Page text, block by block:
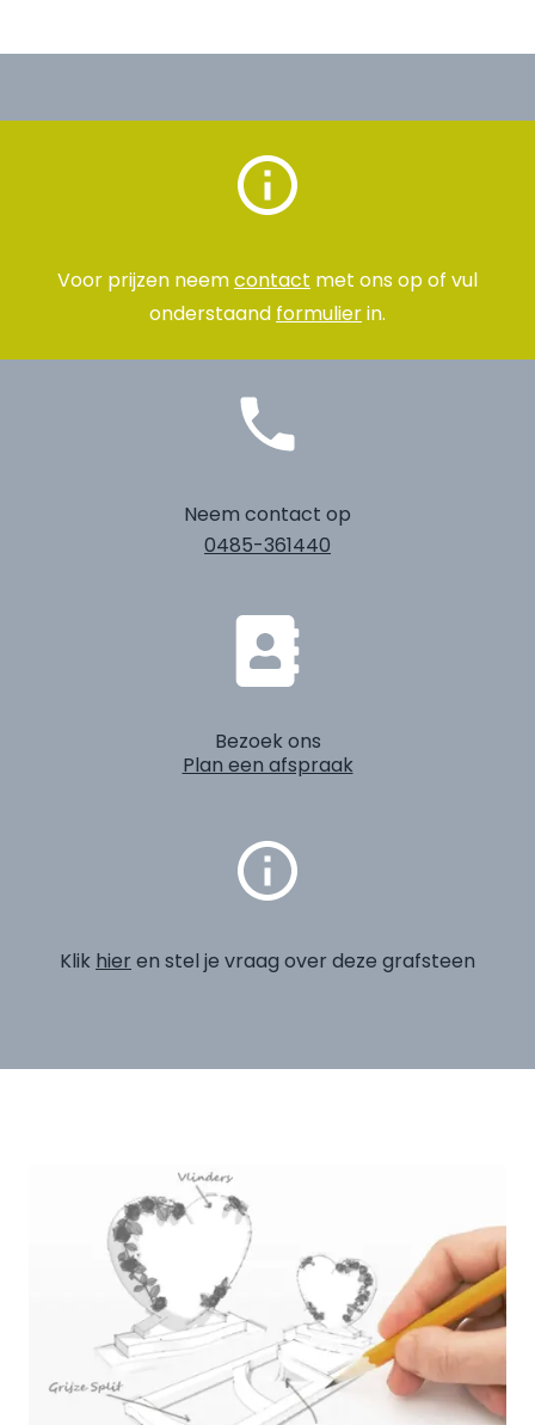
Voor prijzen neemcontact met ons op of vul
onderstaand formulierin.
Neem contact op
0485-361440
Bezoek ons
Plan een afspraak
Klik hier en stel je vraag over deze grafsteen